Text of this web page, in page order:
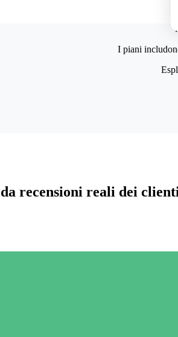
I piani
recensioni reali dei